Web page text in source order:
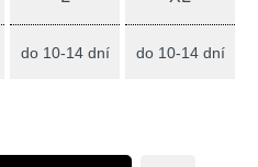
do 10-14 dní do 10-14 dní